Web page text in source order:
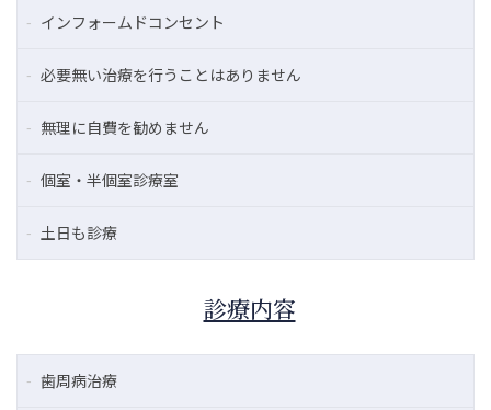
インフォームドコンセント
必要無い治療を行うことはありません
無理に自費を勧めません
個室・半個室診療室
土日も診療
診療内容
歯周病治療